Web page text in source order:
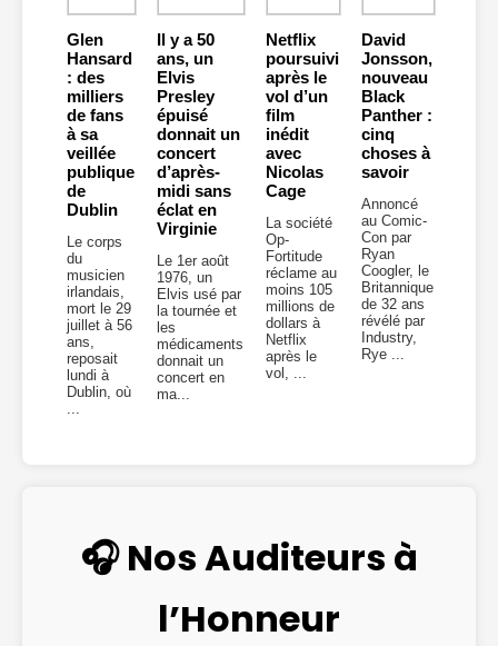
Glen
Hansard
: des
milliers
de fans
à sa
veillée
publique
de
Dublin
Le corps
du
musicien
irlandais,
mort le 29
juillet à 56
ans,
reposait
lundi à
Dublin, où
...
Il y a 50
ans, un
Elvis
Presley
épuisé
donnait un
concert
d’après-
midi sans
éclat en
Virginie
Le 1er août
1976, un
Elvis usé par
la tournée et
les
médicaments
donnait un
concert en
ma...
Netflix
poursuivi
après le
vol d’un
film
inédit
avec
Nicolas
Cage
La société
Op-
Fortitude
réclame au
moins 105
millions de
dollars à
Netflix
après le
vol, ...
David
Jonsson,
nouveau
Black
Panther :
cinq
choses à
savoir
Annoncé
au Comic-
Con par
Ryan
Coogler, le
Britannique
de 32 ans
révélé par
Industry,
Rye ...
🎧 Nos Auditeurs à
l’Honneur